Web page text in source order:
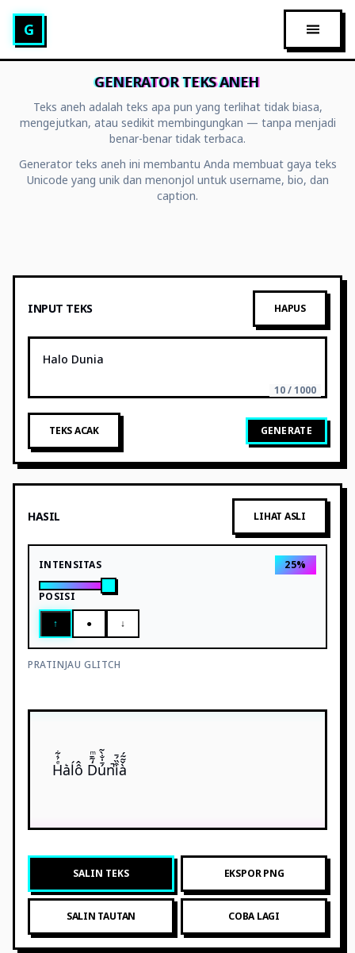
Glitch Text Generator
G BUKA
GENERATOR TEKS ANEH
Teks aneh adalah teks apa pun yang terlihat tidak biasa,
mengejutkan, atau sedikit membingungkan — tanpa menjadi
benar-benar tidak terbaca.
Generator teks aneh ini membantu Anda membuat gaya teks
Unicode yang unik dan menonjol untuk username, bio, dan
caption.
INPUT TEKS HAPUS
10 / 1000
TEKS ACAK GENERATE
HASIL LIHAT ASLI
INTENSITAS 25%
POSISI
↑
● ↓
PRATINJAU GLITCH
Hͤ̉͋a͛ĺô̂ D̒̃̄ͫú̄̍̐̀̃n̚i͒̏́̄à̌̃̃́
SALIN TEKS EKSPOR PNG
SALIN TAUTAN COBA LAGI